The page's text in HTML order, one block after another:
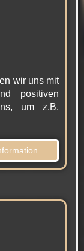
wir uns mit
positiven
um z.B.